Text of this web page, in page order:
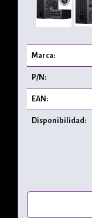
Marca:
P/N:
EAN:
Disponibilidad: